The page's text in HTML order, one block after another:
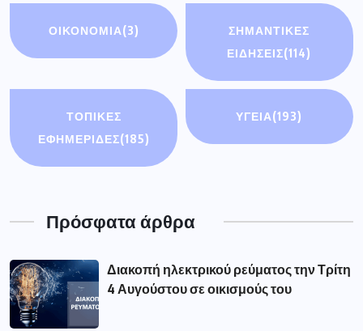
ΟΙΚΟΝΟΜΊΑ(3)
ΣΗΜΑΝΤΙΚΈΣ
ΕΙΔΉΣΕΙΣ(114)
ΤΟΠΙΚΕΣ
ΕΦΗΜΕΡΙΔΕΣ(185)
ΥΓΕΙΑ(193)
Πρόσφατα άρθρα
Διακοπή ηλεκτρικού ρεύματος την Τρίτη
4 Αυγούστου σε οικισμούς του